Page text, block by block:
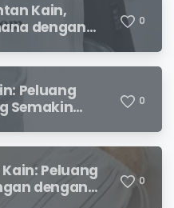
Kain,
dengan
Meningkat
0
Peluang
Semakin
0
Peluang
dengan
0